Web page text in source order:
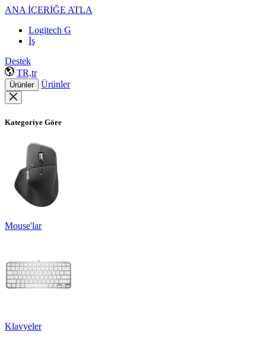
ANA İÇERİĞE ATLA
Logitech G
İş
Destek
TR,tr
Ürünler Ürünler
Kategoriye Göre
Mouse'lar
Klavyeler